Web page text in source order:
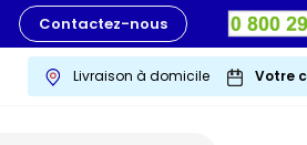
Contactez-nous
Livraison à domicile Votre